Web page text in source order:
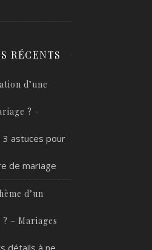
qui transforment les
RÉCENTS
d’une
? –
3 astuces pour
de mariage
d’un
– Mariages
détails à ne